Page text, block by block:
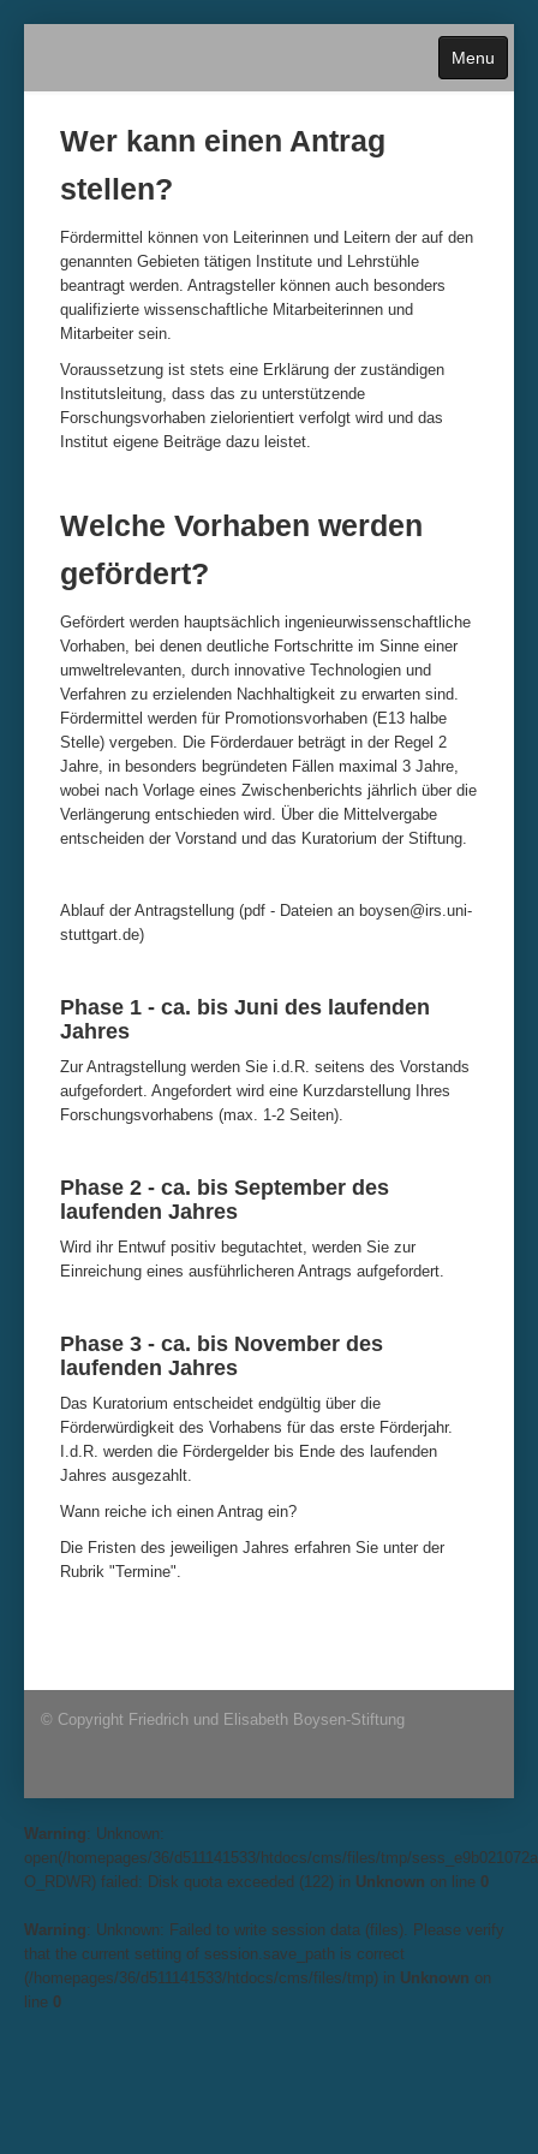
Menu
Home
Über die Stiftung
Antragstellung
Termine und Fristen
Historie
Kontakt
Impressum & Datenschutz
Wer kann einen Antrag
stellen?
Fördermittel können von Leiterinnen und Leitern der auf den
genannten Gebieten tätigen Institute und Lehrstühle
beantragt werden. Antragsteller können auch besonders
qualifizierte wissenschaftliche Mitarbeiterinnen und
Mitarbeiter sein.
Voraussetzung ist stets eine Erklärung der zuständigen
Institutsleitung, dass das zu unterstützende
Forschungsvorhaben zielorientiert verfolgt wird und das
Institut eigene Beiträge dazu leistet.
Welche Vorhaben werden
gefördert?
Gefördert werden hauptsächlich ingenieurwissenschaftliche
Vorhaben, bei denen deutliche Fortschritte im Sinne einer
umweltrelevanten, durch innovative Technologien und
Verfahren zu erzielenden Nachhaltigkeit zu erwarten sind.
Fördermittel werden für Promotionsvorhaben (E13 halbe
Stelle) vergeben. Die Förderdauer beträgt in der Regel 2
Jahre, in besonders begründeten Fällen maximal 3 Jahre,
wobei nach Vorlage eines Zwischenberichts jährlich über die
Verlängerung entschieden wird. Über die Mittelvergabe
entscheiden der Vorstand und das Kuratorium der Stiftung.
Ablauf der Antragstellung (pdf - Dateien an boysen@irs.uni-
stuttgart.de)
Phase 1 - ca. bis Juni des laufenden
Jahres
Zur Antragstellung werden Sie i.d.R. seitens des Vorstands
aufgefordert. Angefordert wird eine Kurzdarstellung Ihres
Forschungsvorhabens (max. 1-2 Seiten).
Phase 2 - ca. bis September des
laufenden Jahres
Wird ihr Entwuf positiv begutachtet, werden Sie zur
Einreichung eines ausführlicheren Antrags aufgefordert.
Phase 3 - ca. bis November des
laufenden Jahres
Das Kuratorium entscheidet endgültig über die
Förderwürdigkeit des Vorhabens für das erste Förderjahr.
I.d.R. werden die Fördergelder bis Ende des laufenden
Jahres ausgezahlt.
Wann reiche ich einen Antrag ein?
Die Fristen des jeweiligen Jahres erfahren Sie unter der
Rubrik "Termine".
© Copyright Friedrich und Elisabeth Boysen-Stiftung
Warning: Unknown:
open(/homepages/36/d511141533/htdocs/cms/files/tmp/
O_RDWR) failed: Disk quota exceeded (122) in Unknown on line 0
Warning: Unknown: Failed to write session data (files). Please verify
that the current setting of session.save_path is correct
(/homepages/36/d511141533/htdocs/cms/files/tmp) in Unknown on
line 0